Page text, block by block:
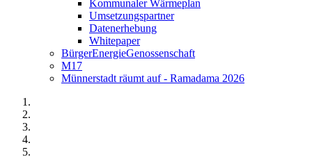
Kommunaler Wärmeplan
Umsetzungspartner
Datenerhebung
Whitepaper
BürgerEnergieGenossenschaft
M17
Münnerstadt räumt auf - Ramadama 2026